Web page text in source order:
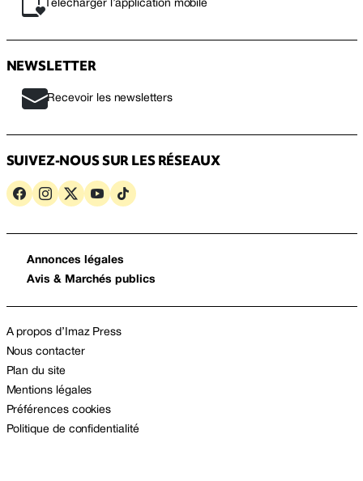
Télécharger l’application mobile
NEWSLETTER
Recevoir les newsletters
SUIVEZ-NOUS SUR LES RÉSEAUX
Annonces légales
Avis & Marchés publics
A propos d’Imaz Press
Nous contacter
Plan du site
Mentions légales
Préférences cookies
Politique de confidentialité